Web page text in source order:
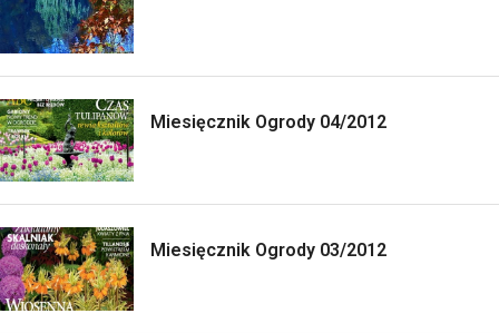
Miesięcznik Ogrody 04/2012
Miesięcznik Ogrody 03/2012